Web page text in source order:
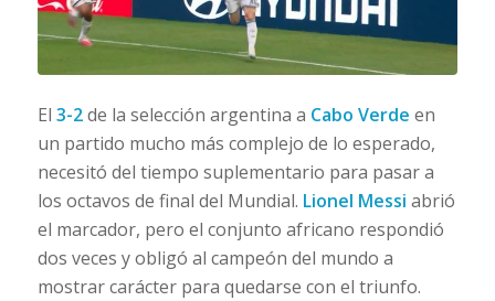
El 3-2de la selección argentina a Cabo Verde en
un partido mucho más complejo de lo esperado,
necesitó del tiempo suplementario para pasar a
los octavos de final del Mundial. Lionel Messi abrió
el marcador, pero el conjunto africano respondió
dos veces y obligó al campeón del mundo a
mostrar carácter para quedarse con el triunfo.